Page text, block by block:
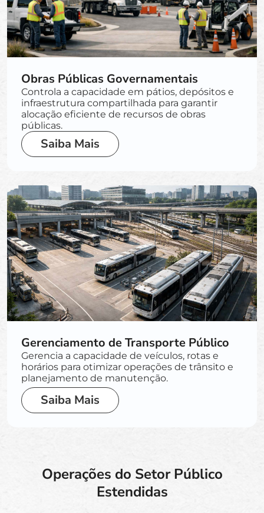
Obras Públicas Governamentais
Controla a capacidade em pátios, depósitos e
infraestrutura compartilhada para garantir
alocação eficiente de recursos de obras
públicas.
Saiba Mais
Gerenciamento de Transporte Público
Gerencia a capacidade de veículos, rotas e
horários para otimizar operações de trânsito e
planejamento de manutenção.
Saiba Mais
Operações do Setor Público
Estendidas